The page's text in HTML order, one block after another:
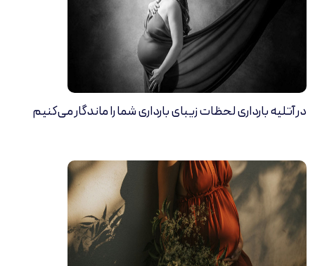
در آتلیه بارداری لحظات زیبای بارداری شما را ماندگار می‌کنیم